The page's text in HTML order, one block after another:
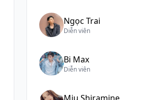
Ngọc Trai
Diễn viên
Bi Max
Diễn viên